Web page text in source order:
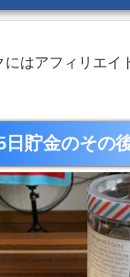
はアフィリエイ
日貯金のその